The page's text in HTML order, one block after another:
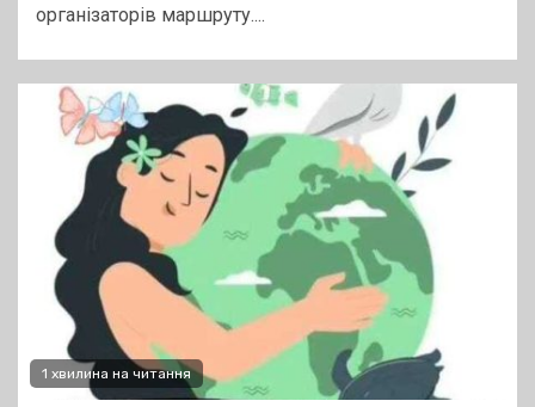
організаторів маршруту....
1 хвилина на читання